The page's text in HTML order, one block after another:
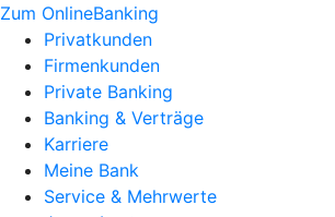
Zum OnlineBanking
Privatkunden
Firmenkunden
Private Banking
Banking & Verträge
Karriere
Meine Bank
Service & Mehrwerte